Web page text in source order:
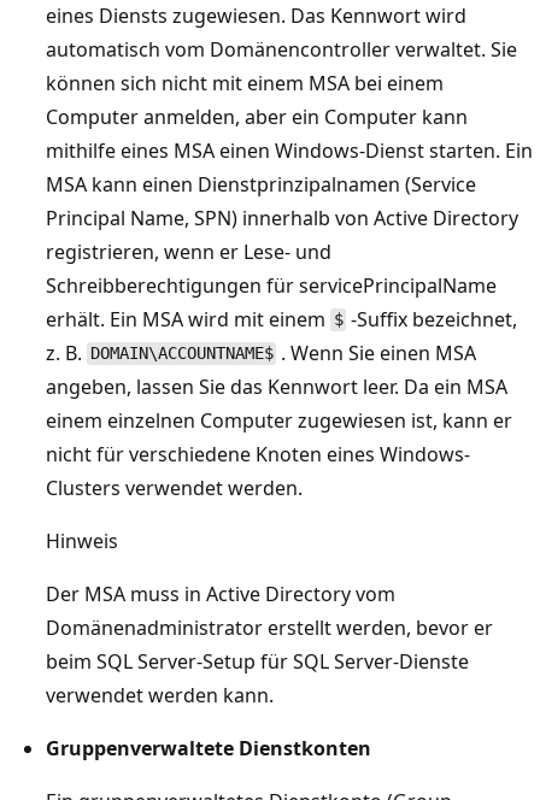
eines Diensts zugewiesen. Das Kennwort wird
automatisch vom Domänencontroller verwaltet. Sie
können sich nicht mit einem MSA bei einem
Computer anmelden, aber ein Computer kann
mithilfe eines MSA einen Windows-Dienst starten. Ein
MSA kann einen Dienstprinzipalnamen (Service
Principal Name, SPN) innerhalb von Active Directory
registrieren, wenn er Lese- und
Schreibberechtigungen für servicePrincipalName
erhält. Ein MSA wird mit einem $ -Suffix bezeichnet,
z. B. DOMAIN\ACCOUNTNAME$ . Wenn Sie einen MSA
angeben, lassen Sie das Kennwort leer. Da ein MSA
einem einzelnen Computer zugewiesen ist, kann er
nicht für verschiedene Knoten eines Windows-
Clusters verwendet werden.
Hinweis
Der MSA muss in Active Directory vom
Domänenadministrator erstellt werden, bevor er
beim SQL Server-Setup für SQL Server-Dienste
verwendet werden kann.
Gruppenverwaltete Dienstkonten